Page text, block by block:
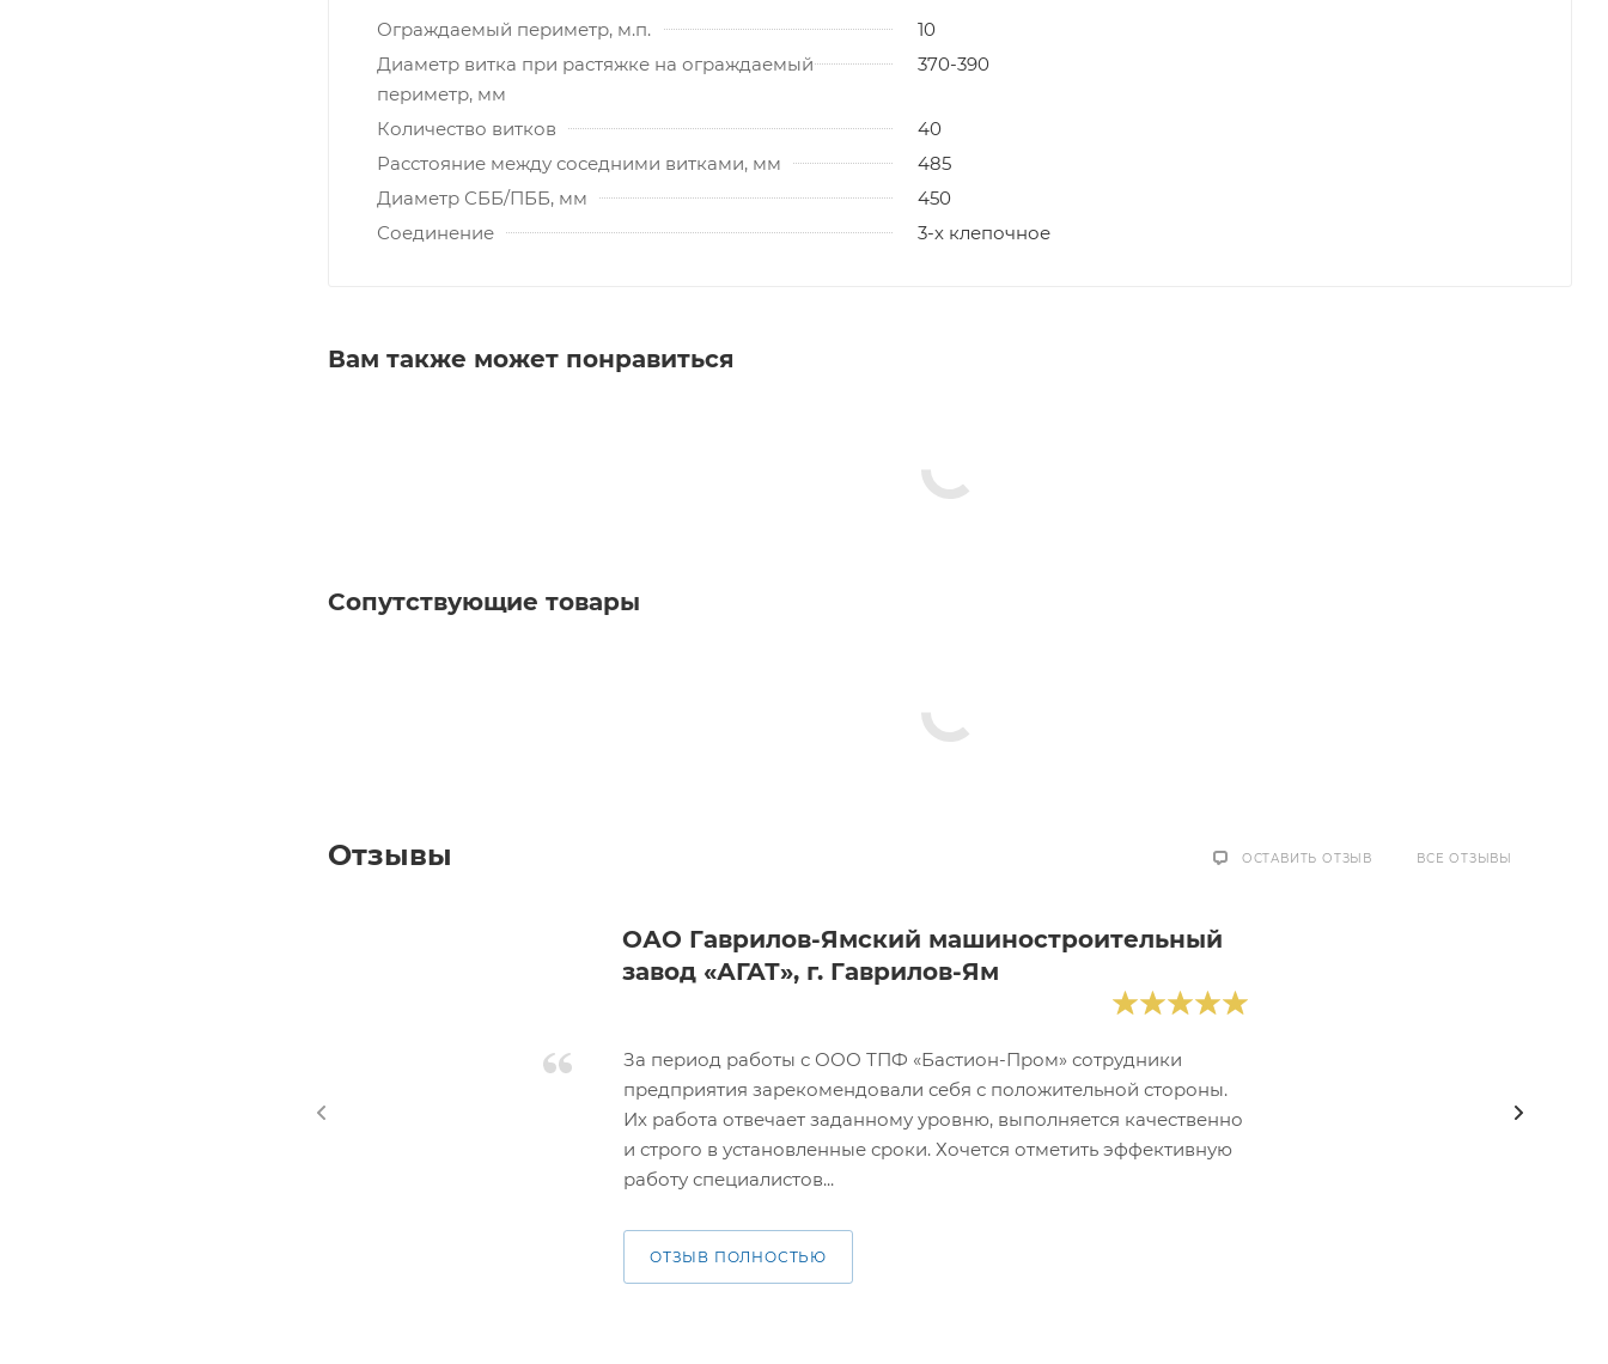
Ограждаемый периметр, м.п.
10
Диаметр витка при растяжке на ограждаемый
периметр, мм
370-390
Количество витков
40
Расстояние между соседними витками, мм
485
Диаметр СББ/ПББ, мм
450
Соединение
3-х клепочное
Вам также может понравиться
Сопутствующие товары
Отзывы ВСЕ ОТЗЫВЫ
ОСТАВИТЬ ОТЗЫВ
ОАО Гаврилов-Ямский машиностроительный
завод «АГАТ», г. Гаврилов-Ям
За период работы с ООО ТПФ «Бастион-Пром» сотрудники
предприятия зарекомендовали себя с положительной стороны.
Их работа отвечает заданному уровню, выполняется качественно
и строго в установленные сроки. Хочется отметить эффективную
работу специалистов...
ОТЗЫВ ПОЛНОСТЬЮ